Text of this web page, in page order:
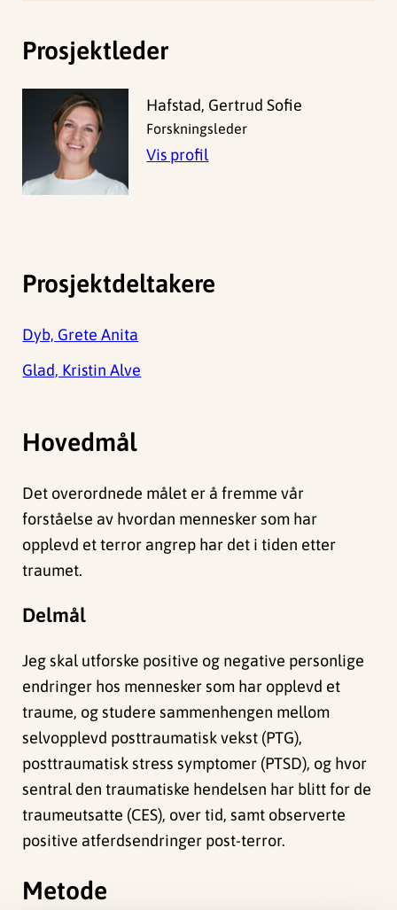
Prosjektleder
Hafstad, Gertrud Sofie
Forskningsleder
Vis profil
Prosjektdeltakere
Dyb, Grete Anita
Glad, Kristin Alve
Hovedmål
Det overordnede målet er å fremme vår
forståelse av hvordan mennesker som har
opplevd et terror angrep har det i tiden etter
traumet.
Delmål
Jeg skal utforske positive og negative personlige
endringer hos mennesker som har opplevd et
traume, og studere sammenhengen mellom
selvopplevd posttraumatisk vekst (PTG),
posttraumatisk stress symptomer (PTSD), og hvor
sentral den traumatiske hendelsen har blitt for de
traumeutsatte (CES), over tid, samt observerte
positive atferdsendringer post-terror.
Metode